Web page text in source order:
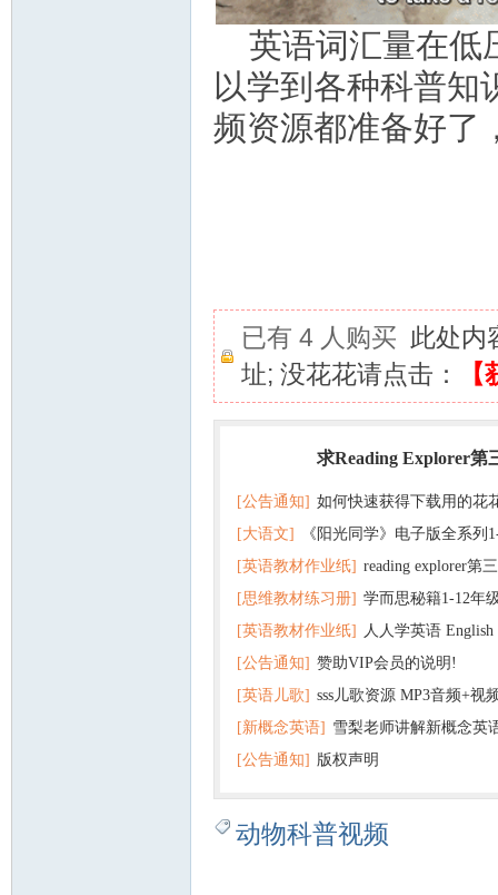
英语词汇量在低
以学到各种科普知
频资源都准备好了
已有 4 人购买 此处内
址; 没花花请点击：
求Reading Explorer第
[公告通知] 如何快速获得下载用的花
[大语文]
《阳光同学》电子版全系列
+英语
[英语教材作业纸] reading explorer第
+音频 百度云网盘下载
[思维教材练习册] 学而思秘籍1-12年
子版PDF全册 百度网盘
[英语教材作业纸] 人人学英语
版pdf 百度网盘下载
[公告通知] 赞助VIP会员的说明!
[英语儿歌] sss儿歌资源 MP3音频+视
百度云网盘下载
[新概念英语] 雪梨老师讲解新概念英
[公告通知] 版权声明
动物科普视频